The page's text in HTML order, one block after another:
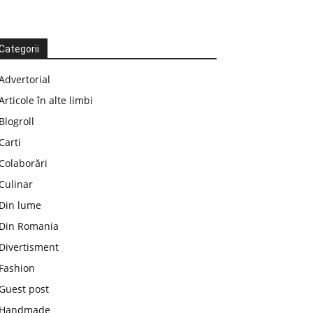
în alte limbi
lume
Romania
post